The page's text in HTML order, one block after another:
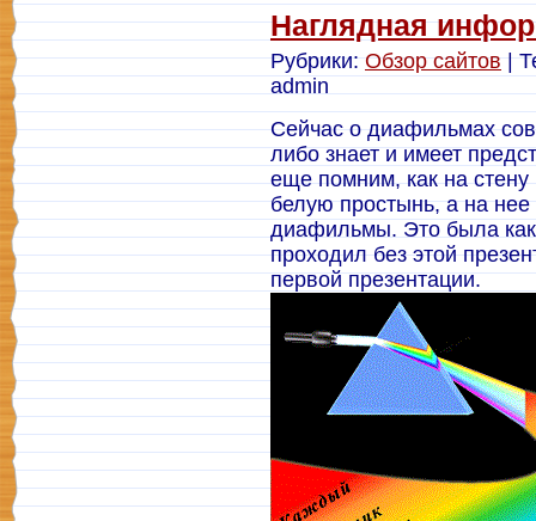
Наглядная
Рубрики:Обзор сайтов|
admin
Сейчас о диафильмах
либо знает и имеет
еще помним, как на
белую простынь, а на нее
диафильмы. Это была как
проходил без этой
первой презентации.